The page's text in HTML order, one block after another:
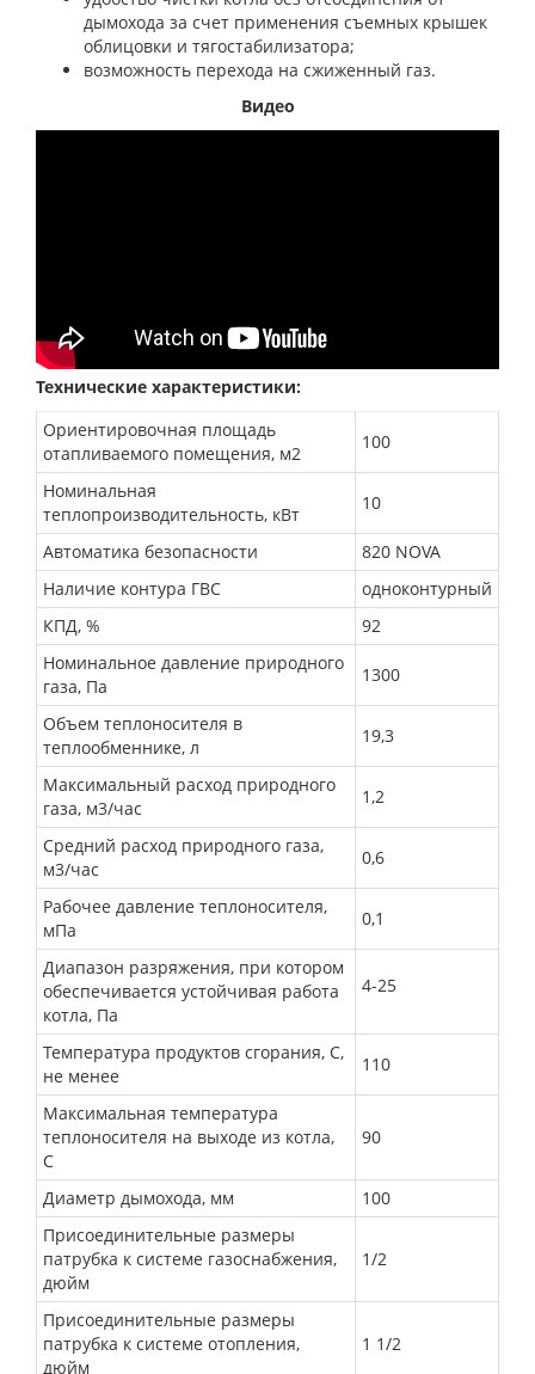
дымохода за счет применения съемных крышек
облицовки и тягостабилизатора;
возможность перехода на сжиженный газ.
Видео
Технические характеристики:
Ориентировочная площадь
отапливаемого помещения, м2
100
Номинальная
теплопроизводительность, кВт
10
Автоматика безопасности
820 NOVA
Наличие контура ГВС
одноконтурный
КПД, %
92
Номинальное давление природного
газа, Па
1300
Объем теплоносителя в
теплообменнике, л
19,3
Максимальный расход природного
газа, м3/час
1,2
Средний расход природного газа,
м3/час
0,6
Рабочее давление теплоносителя,
мПа
0,1
Диапазон разряжения, при котором
обеспечивается устойчивая работа
котла, Па
4-25
Температура продуктов сгорания, С,
не менее
110
Максимальная температура
теплоносителя на выходе из котла,
С
90
Диаметр дымохода, мм
100
Присоединительные размеры
патрубка к системе газоснабжения,
дюйм
1/2
Присоединительные размеры
патрубка к системе отопления,
дюйм
1 1/2